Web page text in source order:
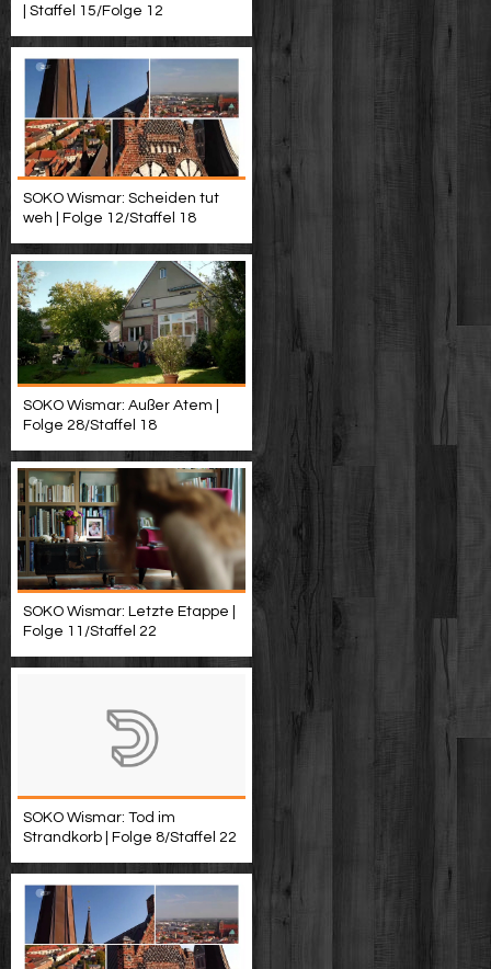
| Staffel 15/Folge 12
SOKO Wismar: Scheiden tut
weh | Folge 12/Staffel 18
SOKO Wismar: Außer Atem |
Folge 28/Staffel 18
SOKO Wismar: Letzte Etappe |
Folge 11/Staffel 22
SOKO Wismar: Tod im
Strandkorb | Folge 8/Staffel 22